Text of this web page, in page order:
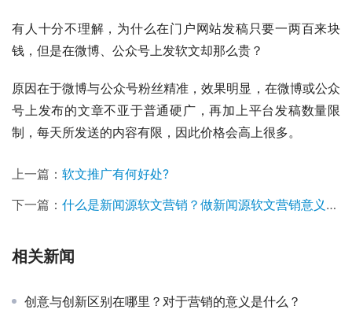
有人十分不理解，为什么在门户网站发稿只要一两百来块
钱，但是在微博、公众号上发软文却那么贵？
原因在于微博与公众号粉丝精准，效果明显，在微博或公众
号上发布的文章不亚于普通硬广，再加上平台发稿数量限
制，每天所发送的内容有限，因此价格会高上很多。
上一篇： 软文推广有何好处?
下一篇： 什么是新闻源软文营销？做新闻源软文营销意义在何处？
相关新闻
创意与创新区别在哪里？对于营销的意义是什么？